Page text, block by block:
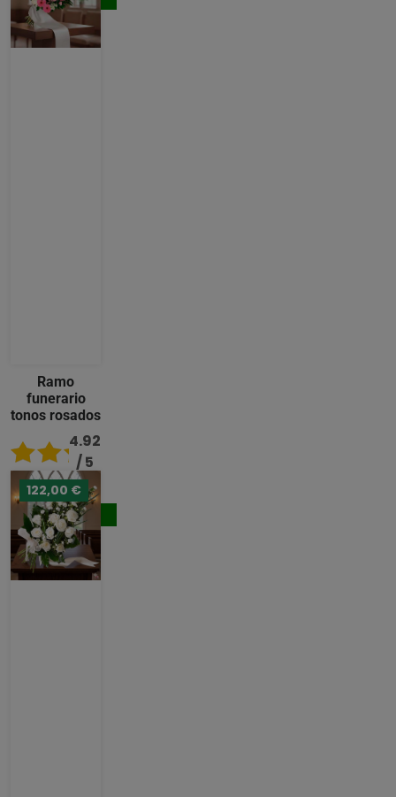
Ramo
funerario
tonos rosados
4.92
/ 5
96,00 €
Comprar
122,00 €